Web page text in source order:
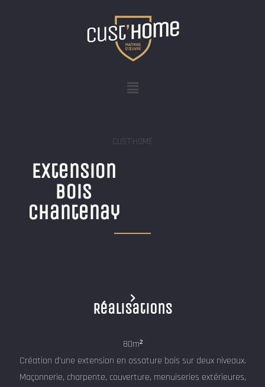
CUST’HOME
Extension
bois
Chantenay
Réalisations
80m²
Création d'une extension en ossature bois sur deux niveaux.
Maçonnerie, charpente, couverture, menuiseries extérieures,